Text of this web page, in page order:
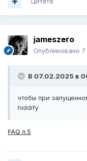
jameszero
Опубликовано
В 07.02.2025 в
чтобы при
hiddify
FAQ п.5